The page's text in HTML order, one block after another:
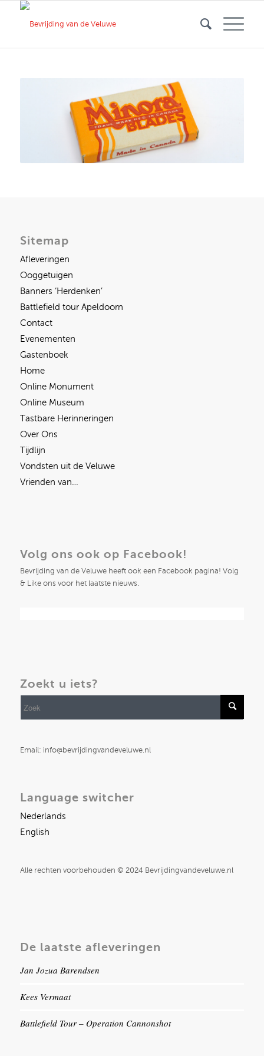
Sitemap
Afleveringen
Ooggetuigen
Banners ‘Herdenken’
Battlefield tour Apeldoorn
Contact
Evenementen
Gastenboek
Home
Online Monument
Online Museum
Tastbare Herinneringen
Over Ons
Tijdlijn
Vondsten uit de Veluwe
Vrienden van…
Volg ons ook op Facebook!
Bevrijding van de Veluwe heeft ook een Facebook pagina! Volg
& Like ons voor het laatste nieuws.
Zoekt u iets?
Email: info@bevrijdingvandeveluwe.nl
Language switcher
Nederlands
English
Alle rechten voorbehouden © 2024 Bevrijdingvandeveluwe.nl
De laatste afleveringen
Jan Jozua Barendsen
Kees Vermaat
Battlefield Tour – Operation Cannonshot